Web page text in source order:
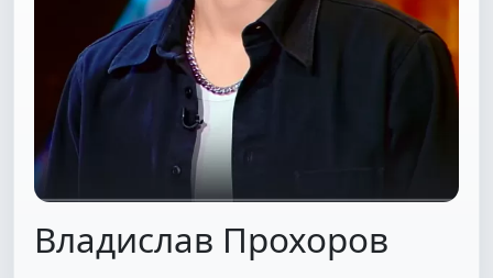
Владислав Прохоров